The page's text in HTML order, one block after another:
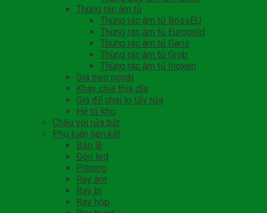
Thùng rác âm tủ
Thùng rác âm tủ BossEU
Thùng rác âm tủ Eurogold
Thùng rác âm tủ Garis
Thùng rác âm tủ Grob
Thùng rác âm tủ Inoxen
Giá treo ngoài
Khay chia thìa dĩa
Giá để chai lọ tẩy rửa
Hệ tủ kho
Chậu vòi rửa bát
Phụ kiện liên kết
Bản lề
Đèn led
Pittong
Ray âm
Ray bi
Ray hộp